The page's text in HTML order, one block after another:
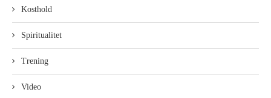
Kosthold
Spiritualitet
Trening
Video